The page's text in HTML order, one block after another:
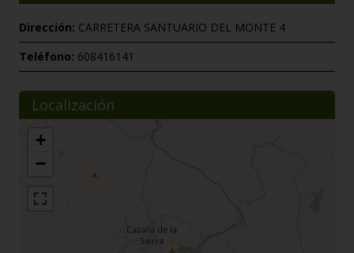
Dirección: CARRETERA SANTUARIO DEL MONTE 4
Teléfono: 608416141
Localización
+
−